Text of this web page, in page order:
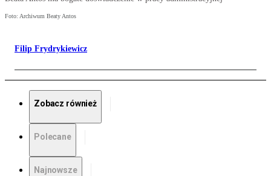
Foto: Archiwum Beaty Antos
Filip Frydrykiewicz
Zobacz również
Polecane
Najnowsze